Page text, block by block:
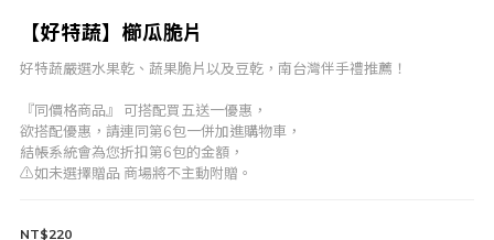
【好特蔬】櫛瓜脆片
好特蔬嚴選水果乾、蔬果脆片以及豆乾，南台灣伴手禮推薦！
『同價格商品』 可搭配買五送一優惠，
欲搭配優惠，請連同第6包一併加進購物車，
結帳系統會為您折扣第6包的金額，
⚠️如未選擇贈品 商場將不主動附贈。
NT$220